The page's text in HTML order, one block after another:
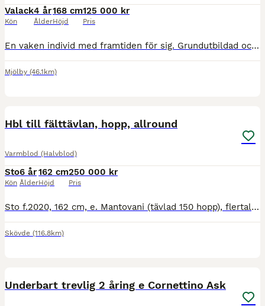
Valack
Kön
4 år
Ålder
168 cm
Höjd
125 000 kr
Pris
En vaken individ med framtiden för sig. Grundutbildad och inhoppad. Rids ut på själv. Röntgen finns.
Mjölby (46.1km)
Hbl till fälttävlan, hopp, allround
Varmblod (Halvblod)
Sto
Kön
6 år
Ålder
162 cm
Höjd
250 000 kr
Pris
Sto f.2020, 162 cm, e. Mantovani (tävlad 150 hopp), flertalet avkommor tävlat högt i både hopp och fälttävlan, ue. Non stop r. Tävlad tom 1m, ger en mkt fin ridkänsla- dressyrtränarens favorit! Och t
Skövde (116.8km)
Underbart trevlig 2 åring e Cornettino Ask